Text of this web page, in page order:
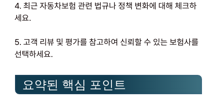
4. 최근 자동차보험 관련 법규나 정책 변화에 대해 체크하
세요.
5. 고객 리뷰 및 평가를 참고하여 신뢰할 수 있는 보험사를
선택하세요.
요약된 핵심 포인트